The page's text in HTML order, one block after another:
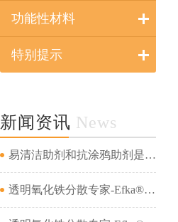
功能性材料
特别提示
新闻资讯 News
易清洁助剂和抗涂鸦助剂是一回事吗...
透明氧化铁分散专家-Efka® PX 4321&amp;Efka® PX 4330&amp;Dispex® Ultra CX 4452...